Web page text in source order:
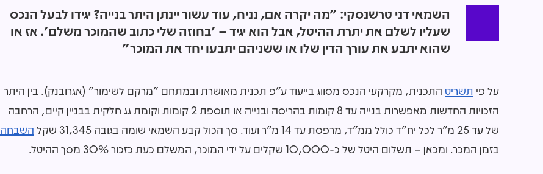
השמאי דני טרשנסקי: "מה יקרה אם, נניח, עוד עשור יינתן היתר בנייה? יגידו לבעל הנכס
שעליו לשלם את יתרת ההיטל, אבל הוא יגיד – 'בחוזה שלי כתוב שהמוכר משלם'. אז או
שהוא יתבע את עורך הדין שלו או ששניהם יתבעו יחד את המוכר"
על פי תשריט התכנית, מקרקעי הנכס מסווג בייעוד ע"פ תכנית מאושרת ובמתחם "מרקם לשימור" (אגרובנק). בין היתר
הזכויות החדשות מאפשרות בנייה עד 8 קומות בהריסה ובנייה או תוספת 2 קומות וקומת גג חלקית בבניין קיים, הרחבה
של עד 25 מ"ר לכל יח"ד כולל ממ"ד, מרפסת עד 14 מ"ר ועוד. סך הכול קבע השמאי שומה בגובה 31,345 שקל
השבחה
בזמן המכר. ומכאן – תשלום היטל של כ-10,000 שקלים על ידי המוכר, המשלם כעת כזכור 30% מסך ההיטל.